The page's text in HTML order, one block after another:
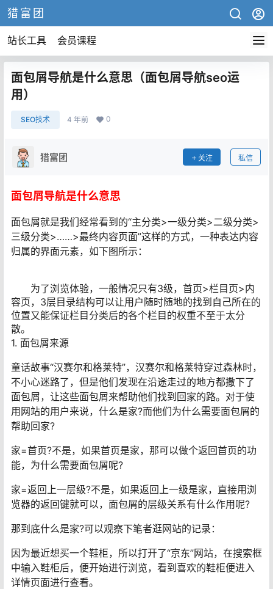
猎富团
站长工具 会员课程
面包屑导航是什么意思（面包屑导航seo运
用）
SEO技术 4 年前 0
猎富团 关注 私信
面包屑导航是什么意思
面包屑就是我们经常看到的“主分类>一级分类>二级分类>
三级分类>……>最终内容页面”这样的方式，一种表达内容
归属的界面元素，如下图所示：
为了浏览体验，一般情况只有3级，首页>栏目页>内
容页，3层目录结构可以让用户随时随地的找到自己所在的
位置又能保证栏目分类后的各个栏目的权重不至于太分
散。
1. 面包屑来源
童话故事“汉赛尔和格莱特”，汉赛尔和格莱特穿过森林时，
不小心迷路了，但是他们发现在沿途走过的地方都撒下了
面包屑，让这些面包屑来帮助他们找到回家的路。对于使
用网站的用户来说，什么是家?而他们为什么需要面包屑的
帮助回家?
家=首页?不是，如果首页是家，那可以做个返回首页的功
能，为什么需要面包屑呢?
家=返回上一层级?不是，如果返回上一级是家，直接用浏
览器的返回键就可以，面包屑的层级关系有什么作用呢?
那到底什么是家?可以观察下笔者逛网站的记录：
因为最近想买一个鞋柜，所以打开了“京东”网站，在搜索框
中输入鞋柜后，便开始进行浏览，看到喜欢的鞋柜便进入
详情页面进行查看。